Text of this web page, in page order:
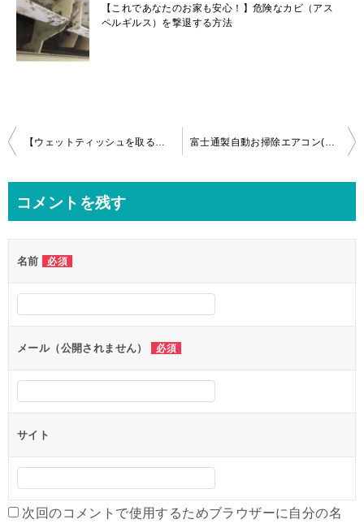
【これであなたのお家も安心！】危険なカビ（アス
ペルギルス）を撃退する方法
投
ビ
ー
シ
ョ
ン
コメントを残す
名前 必須
メール（公開されません） 必須
サイト
次回のコメントで使用するためブラウザーに自分の名